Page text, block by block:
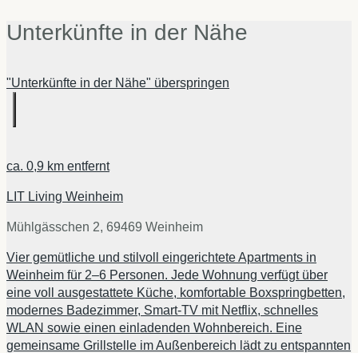
Unterkünfte in der Nähe
"Unterkünfte in der Nähe" überspringen
ca. 0,9 km entfernt
LIT Living Weinheim
Mühlgässchen 2, 69469 Weinheim
Vier gemütliche und stilvoll eingerichtete Apartments in
Weinheim für 2–6 Personen. Jede Wohnung verfügt über
eine voll ausgestattete Küche, komfortable Boxspringbetten,
modernes Badezimmer, Smart-TV mit Netflix, schnelles
WLAN sowie einen einladenden Wohnbereich. Eine
gemeinsame Grillstelle im Außenbereich lädt zu entspannten